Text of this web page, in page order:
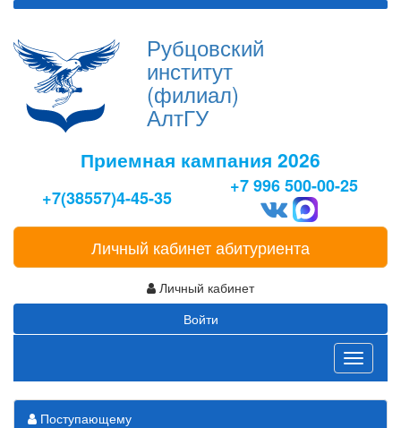
Рубцовский
институт
(филиал)
АлтГУ
Приемная кампания 2026
+7(38557)4-45-35
+7 996 500-00-25
Личный кабинет абитуриента
Личный кабинет
Войти
Toggle
Поступающему